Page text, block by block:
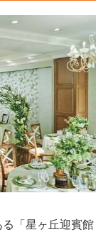
「星ヶ丘迎賓館